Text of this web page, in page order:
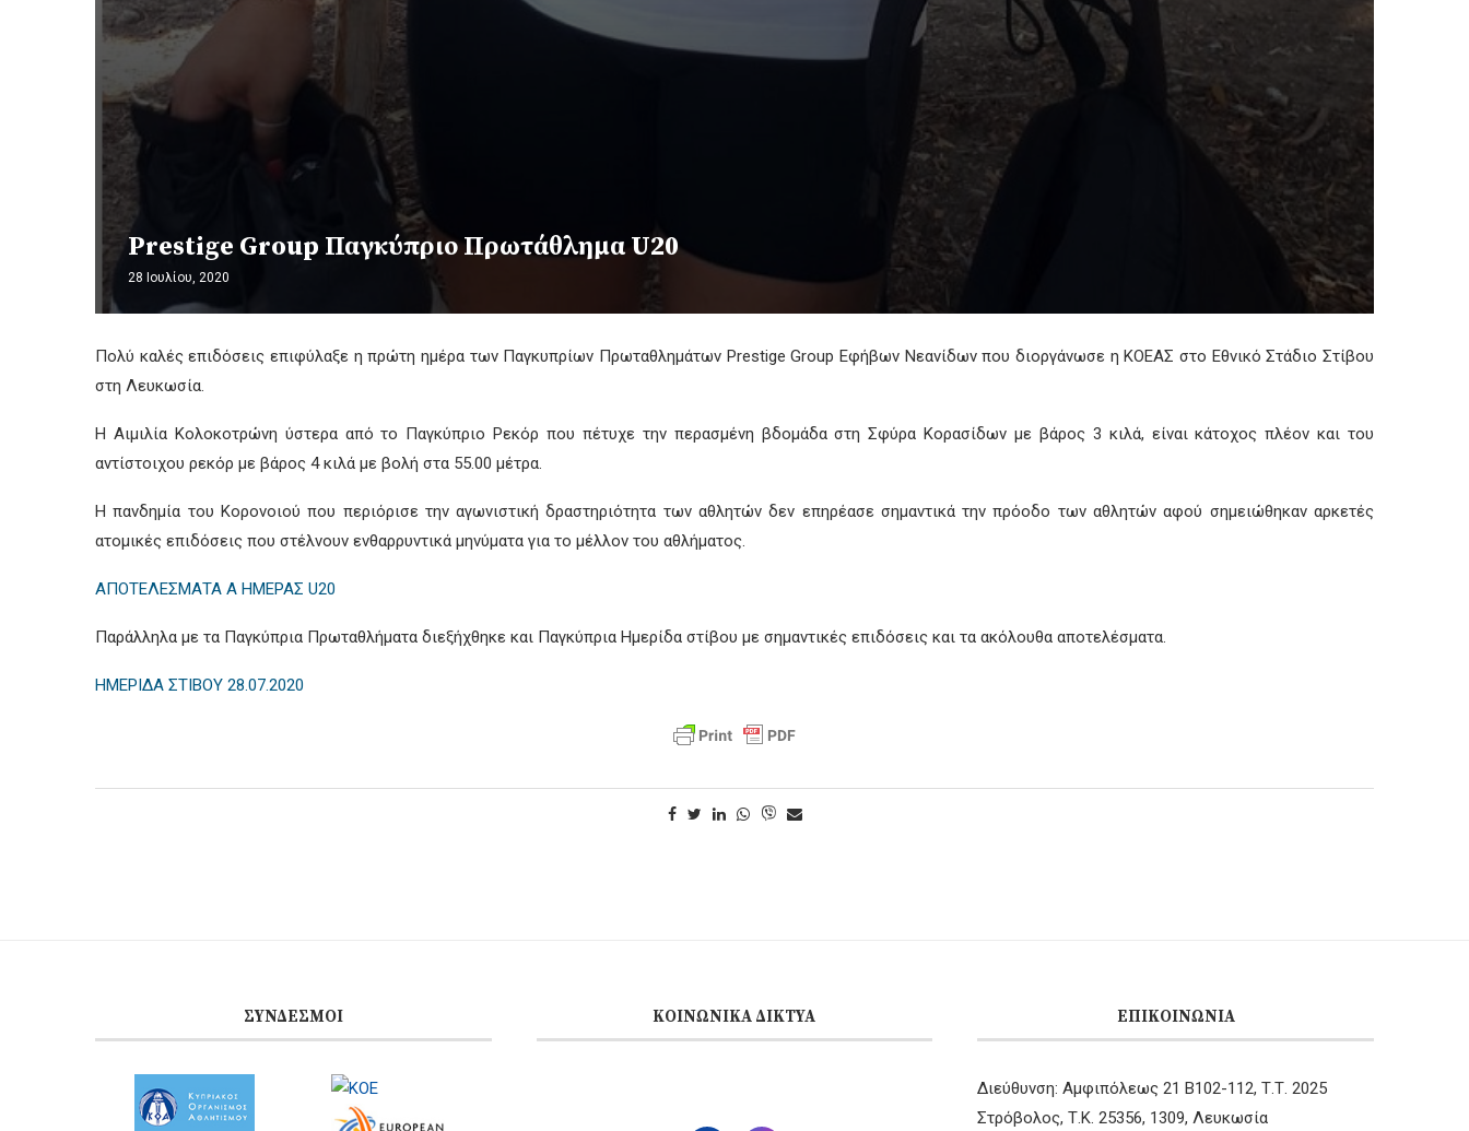
Prestige Group Παγκύπριο Πρωτάθλημα U20
28 Ιουλίου, 2020
Πολύ καλές επιδόσεις επιφύλαξε η πρώτη ημέρα των Παγκυπρίων Πρωταθλημάτων Prestige Group Εφήβων Νεανίδων που διοργάνωσε η ΚΟΕΑΣ στο Εθνικό Στάδιο Στίβου
στη Λευκωσία.
Η Αιμιλία Κολοκοτρώνη ύστερα από το Παγκύπριο Ρεκόρ που πέτυχε την περασμένη βδομάδα στη Σφύρα Κορασίδων με βάρος 3 κιλά, είναι κάτοχος πλέον και του
αντίστοιχου ρεκόρ με βάρος 4 κιλά με βολή στα 55.00 μέτρα.
Η πανδημία του Κορονοιού που περιόρισε την αγωνιστική δραστηριότητα των αθλητών δεν επηρέασε σημαντικά την πρόοδο των αθλητών αφού σημειώθηκαν αρκετές
ατομικές επιδόσεις που στέλνουν ενθαρρυντικά μηνύματα για το μέλλον του αθλήματος.
ΑΠΟΤΕΛΕΣΜΑΤΑ Α ΗΜΕΡΑΣ U20
Παράλληλα με τα Παγκύπρια Πρωταθλήματα διεξήχθηκε και Παγκύπρια Ημερίδα στίβου με σημαντικές επιδόσεις και τα ακόλουθα αποτελέσματα.
ΗΜΕΡΙΔΑ ΣΤΙΒΟΥ 28.07.2020
ΣΎΝΔΕΣΜΟΙ ΚΟΙΝΩΝΙΚΆ ΔΊΚΤΥΑ ΕΠΙΚΟΙΝΩΝΊΑ
Διεύθυνση: Αμφιπόλεως 21 B102-112, Τ.Τ. 2025
Στρόβολος, Τ.Κ. 25356, 1309, Λευκωσία